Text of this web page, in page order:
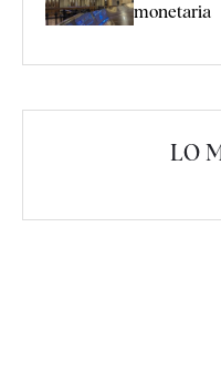
monetaria
LO